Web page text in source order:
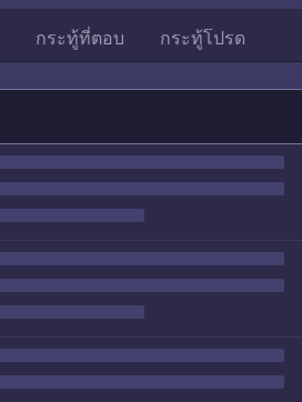
กระทู้ที่ตอบ กระทู้โปรด